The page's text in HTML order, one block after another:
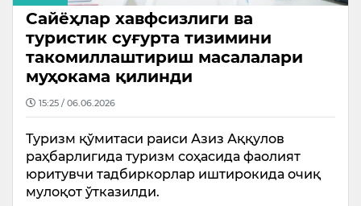
Сайёҳлар хавфсизлиги ва
туристик суғурта тизимини
такомиллаштириш масалалари
муҳокама қилинди
15:25 / 06.06.2026
Туризм қўмитаси раиси Азиз Аққулов
раҳбарлигида туризм соҳасида фаолият
юритувчи тадбиркорлар иштирокида очиқ
мулоқот ўтказилди.